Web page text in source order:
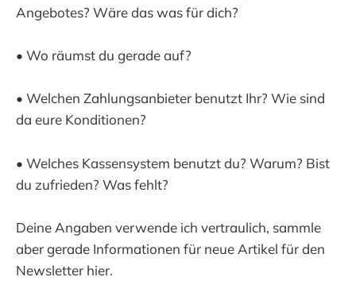
Angebotes? Wäre das was für dich?
• Wo räumst du gerade auf?
• Welchen Zahlungsanbieter benutzt Ihr? Wie sind
da eure Konditionen?
• Welches Kassensystem benutzt du? Warum? Bist
du zufrieden? Was fehlt?
Deine Angaben verwende ich vertraulich, sammle
aber gerade Informationen für neue Artikel für den
Newsletter hier.